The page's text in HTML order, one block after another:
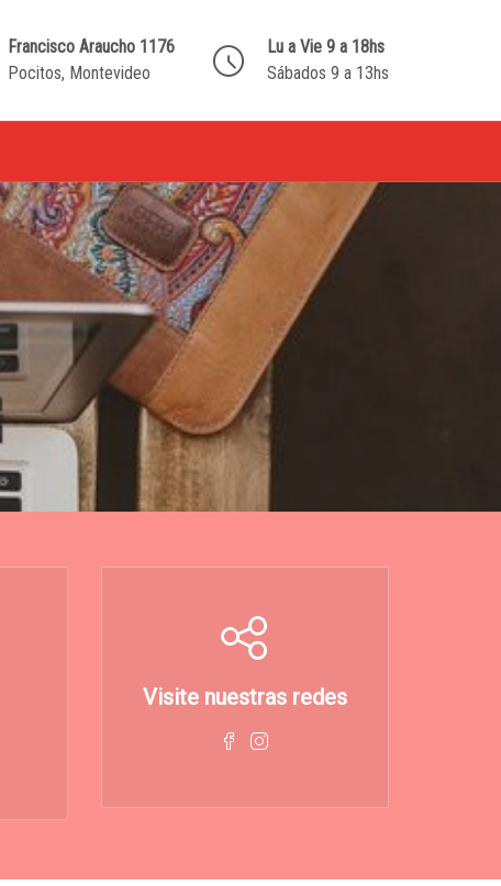
Francisco Araucho 1176
Pocitos, Montevideo
Lu a Vie 9 a 18hs
Sábados 9 a 13hs
Visite nuestras redes